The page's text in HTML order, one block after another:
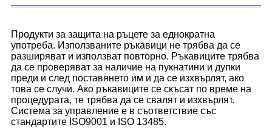
Продукти за защита на ръцете за еднократна
употреба. Използваните ръкавици не трябва да се
разширяват и използват повторно. Ръкавиците трябва
да се проверяват за наличие на пукнатини и дупки
преди и след поставянето им и да се изхвърлят, ако
това се случи. Ако ръкавиците се скъсат по време на
процедурата, те трябва да се свалят и изхвърлят.
Система за управление е в съответствие със
стандартите ISO9001 и ISO 13485.